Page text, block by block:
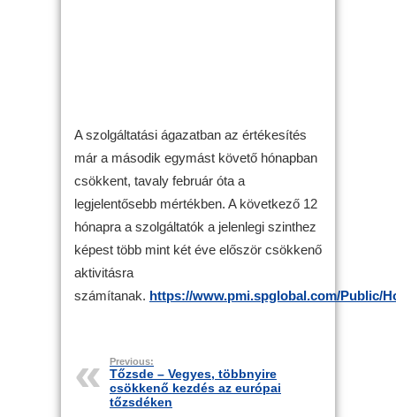
A szolgáltatási ágazatban az értékesítés
már a második egymást követő hónapban
csökkent, tavaly február óta a
legjelentősebb mértékben. A következő 12
hónapra a szolgáltatók a jelenlegi szinthez
képest több mint két éve először csökkenő
aktivitásra
számítanak. https://www.pmi.spglobal.com/Public/
Previous:
Tőzsde – Vegyes, többnyire
csökkenő kezdés az európai
tőzsdéken